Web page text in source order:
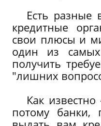
Есть разные
кредитные
свои плюсы и
один из
получить
"лишних
Как
потому банки,